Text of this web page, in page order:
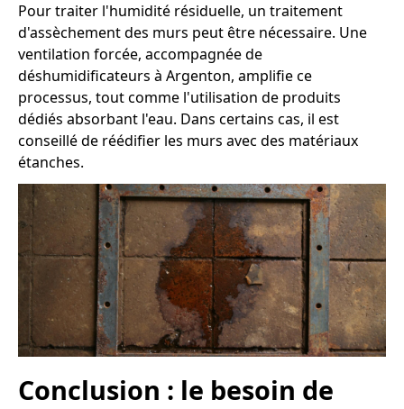
Pour traiter l'humidité résiduelle, un traitement
d'assèchement des murs peut être nécessaire. Une
ventilation forcée, accompagnée de
déshumidificateurs à Argenton, amplifie ce
processus, tout comme l'utilisation de produits
dédiés absorbant l'eau. Dans certains cas, il est
conseillé de réédifier les murs avec des matériaux
étanches.
Conclusion : le besoin de